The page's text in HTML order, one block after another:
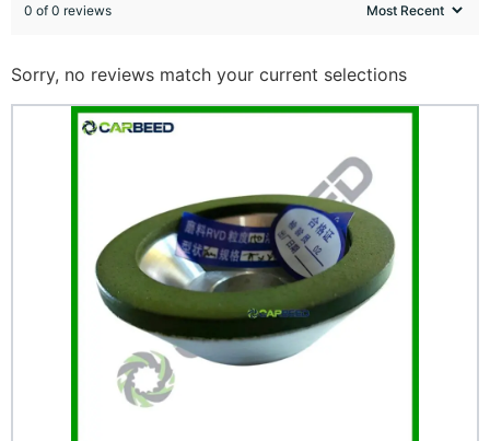
0 of 0 reviews
Sorry, no reviews match your current selections